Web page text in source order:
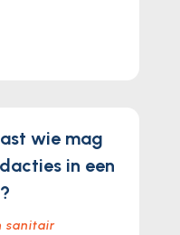
wie mag
in een
sanitair